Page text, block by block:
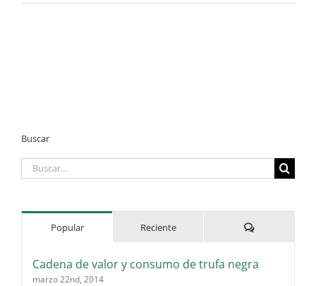
Buscar
Buscar:
Popular Reciente Comentarios
Cadena de valor y consumo de trufa negra
marzo 22nd, 2014